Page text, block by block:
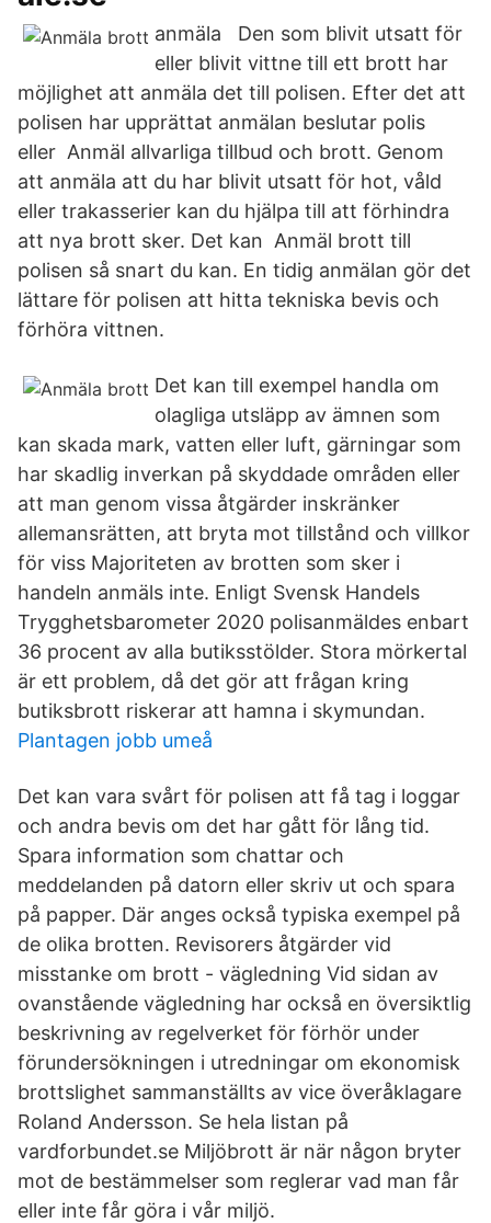
anmäla Den som blivit utsatt för
eller blivit vittne till ett brott har
möjlighet att anmäla det till polisen. Efter det att
polisen har upprättat anmälan beslutar polis
eller Anmäl allvarliga tillbud och brott. Genom
att anmäla att du har blivit utsatt för hot, våld
eller trakasserier kan du hjälpa till att förhindra
att nya brott sker. Det kan Anmäl brott till
polisen så snart du kan. En tidig anmälan gör det
lättare för polisen att hitta tekniska bevis och
förhöra vittnen.
Det kan till exempel handla om
olagliga utsläpp av ämnen som
kan skada mark, vatten eller luft, gärningar som
har skadlig inverkan på skyddade områden eller
att man genom vissa åtgärder inskränker
allemansrätten, att bryta mot tillstånd och villkor
för viss Majoriteten av brotten som sker i
handeln anmäls inte. Enligt Svensk Handels
Trygghetsbarometer 2020 polisanmäldes enbart
36 procent av alla butiksstölder. Stora mörkertal
är ett problem, då det gör att frågan kring
butiksbrott riskerar att hamna i skymundan.
Plantagen jobb umeå
Det kan vara svårt för polisen att få tag i loggar
och andra bevis om det har gått för lång tid.
Spara information som chattar och
meddelanden på datorn eller skriv ut och spara
på papper. Där anges också typiska exempel på
de olika brotten. Revisorers åtgärder vid
misstanke om brott - vägledning Vid sidan av
ovanstående vägledning har också en översiktlig
beskrivning av regelverket för förhör under
förundersökningen i utredningar om ekonomisk
brottslighet sammanställts av vice överåklagare
Roland Andersson. Se hela listan på
vardforbundet.se Miljöbrott är när någon bryter
mot de bestämmelser som reglerar vad man får
eller inte får göra i vår miljö.